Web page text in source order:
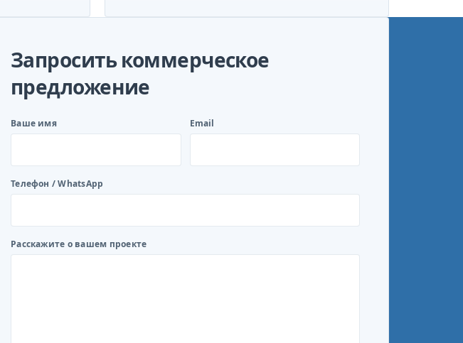
Запросить коммерческое
предложение
Ваше имя Email
Телефон / WhatsApp
Расскажите о вашем проекте